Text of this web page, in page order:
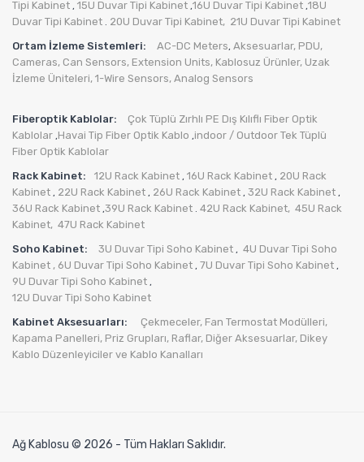
Tipi Kabinet , 15U Duvar Tipi Kabinet ,16U Duvar Tipi Kabinet ,18U
Duvar Tipi Kabinet
20U Duvar Tipi Kabinet, 21U Duvar Tipi Kabinet
Ortam İzleme Sistemleri:
AC-DC Meters, Aksesuarlar, PDU,
Cameras, Can Sensors, Extension Units, Kablosuz Ürünler, Uzak
İzleme Üniteleri, 1-Wire Sensors, Analog Sensors
Fiberoptik Kablolar:
Çok Tüplü Zırhlı PE Dış Kılıflı Fiber Optik
Kablolar ,Havai Tip Fiber Optik Kablo ,indoor / Outdoor Tek Tüplü
Fiber Optik Kablolar
Rack Kabinet:
12U Rack Kabinet , 16U Rack Kabinet , 20U Rack
Kabinet , 22U Rack Kabinet , 26U Rack Kabinet , 32U Rack Kabinet ,
36U Rack Kabinet ,39U Rack Kabinet 42U Rack Kabinet, 45U Rack
Kabinet, 47U Rack Kabinet
Soho Kabinet:
3U Duvar Tipi Soho Kabinet , 4U Duvar Tipi Soho
Kabinet , 6U Duvar Tipi Soho Kabinet , 7U Duvar Tipi Soho Kabinet ,
9U Duvar Tipi Soho Kabinet ,
12U Duvar Tipi Soho Kabinet
Kabinet Aksesuarları:
Çekmeceler, Fan Termostat Modülleri,
Kapama Panelleri, Priz Grupları, Raflar, Diğer Aksesuarlar, Dikey
Kablo Düzenleyiciler ve Kablo Kanalları
Ağ Kablosu © 2026 - Tüm Hakları Saklıdır.